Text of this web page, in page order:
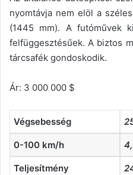
nyomtávja nem elöl a
(1445 mm). A futóművek
felfüggesztésűek. A biztos
tárcsafék gondoskodik.
Ár: 3 000 000 $
Végsebesség
0-100 km/h
Teljesítmény